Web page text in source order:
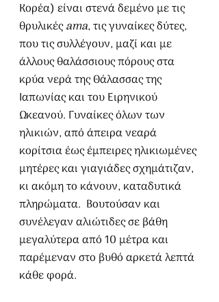
Κορέα) είναι στενά δεμένο με τις
θρυλικές ama, τις γυναίκες δύτες,
που τις συλλέγουν, μαζί και με
άλλους θαλάσσιους πόρους στα
κρύα νερά της Θάλασσας της
Ιαπωνίας και του Ειρηνικού
Ωκεανού. Γυναίκες όλων των
ηλικιών, από άπειρα νεαρά
κορίτσια έως έμπειρες ηλικιωμένες
μητέρες και γιαγιάδες σχημάτιζαν,
κι ακόμη το κάνουν, καταδυτικά
πληρώματα.  Βουτούσαν και
συνέλεγαν αλιώτιδες σε βάθη
μεγαλύτερα από 10 μέτρα και
παρέμεναν στο βυθό αρκετά λεπτά
κάθε φορά.